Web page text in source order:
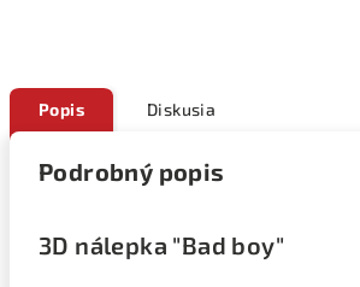
Popis Diskusia
Podrobný popis
3D nálepka "Bad boy"